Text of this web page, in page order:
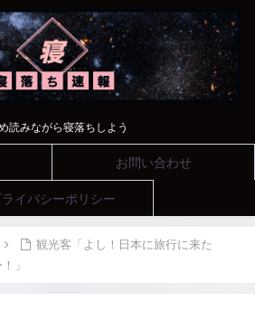
読みながら寝落ちしよう
お問い合わせ
ライバシーポリシー
観光客「よし！日本に旅行に来た
」